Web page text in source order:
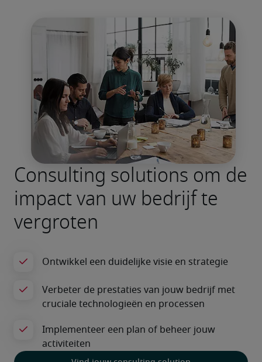
Consulting solutions om de
impact van uw bedrijf te
vergroten